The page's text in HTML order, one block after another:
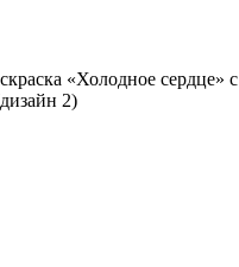
«Холодное сердце» с
2)